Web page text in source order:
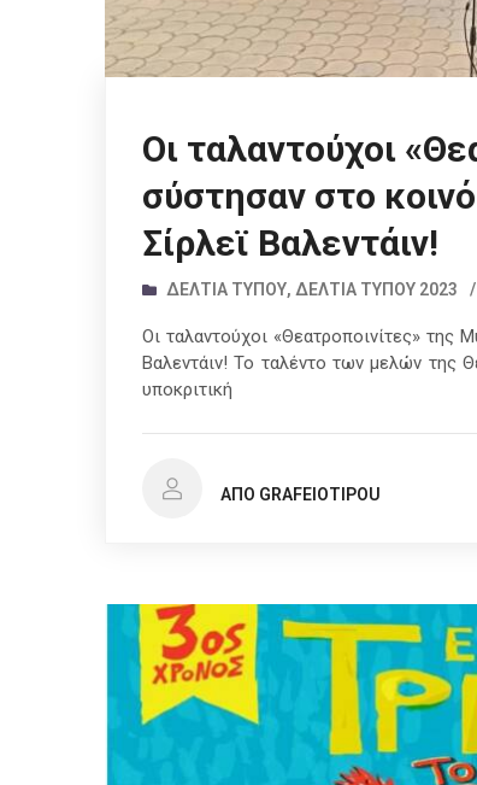
Οι ταλαντούχοι
σύστησαν στο
Σίρλεϊ Βαλεντάιν!
ΔΕΛΤΊΑ ΤΎΠΟΥ, ΔΕΛΤΊΑ ΤΎΠΟΥ 2023 /
Οι ταλαντούχοι «Θεατροποινίτες» της
Βαλεντάιν! Το ταλέντο των μελών της
υποκριτική
ΑΠΌ GRAFEIOTIPOU